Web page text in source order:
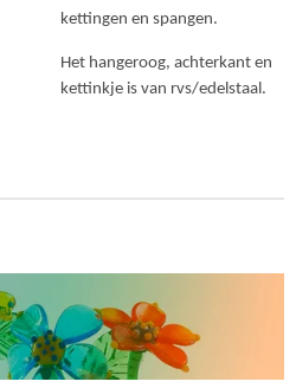
kettingen en spangen.
Het hangeroog, achterkant en
kettinkje is van rvs/edelstaal.